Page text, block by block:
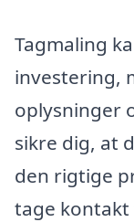
Tagmaling
investering,
oplysninger
sikre dig, at
den rigtige
tage